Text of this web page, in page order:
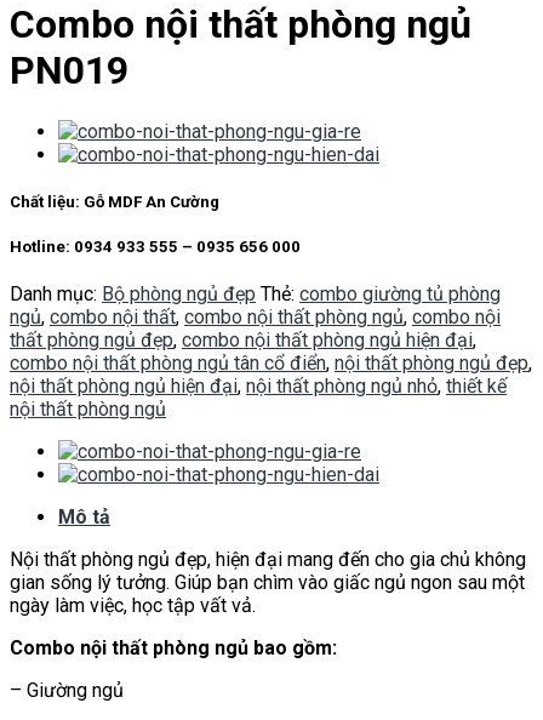
Combo nội thất phòng ngủ
PN019
Chất liệu: Gỗ MDF An Cường
Hotline: 0934 933 555 – 0935 656 000
Danh mục: Bộ phòng ngủ đẹp Thẻ: combo giường tủ phòng
ngủ, combo nội thất, combo nội thất phòng ngủ, combo nội
thất phòng ngủ đẹp, combo nội thất phòng ngủ hiện đại,
combo nội thất phòng ngủ tân cổ điển, nội thất phòng ngủ đẹp,
nội thất phòng ngủ hiện đại, nội thất phòng ngủ nhỏ, thiết kế
nội thất phòng ngủ
Mô tả
Nội thất phòng ngủ đẹp, hiện đại mang đến cho gia chủ không
gian sống lý tưởng. Giúp bạn chìm vào giấc ngủ ngon sau một
ngày làm việc, học tập vất vả.
Combo nội thất phòng ngủ bao gồm:
– Giường ngủ